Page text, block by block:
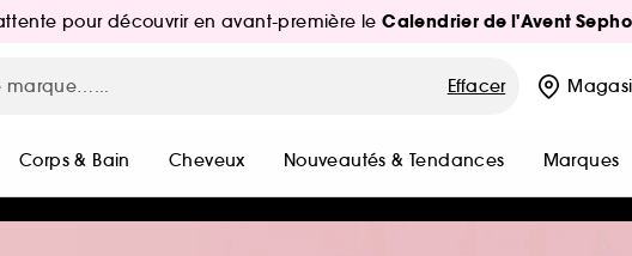
pour découvrir en avant-première leCalendrier de l'Avent
Effacer
Corps & Bain Cheveux Nouveautés & Tendances Marques